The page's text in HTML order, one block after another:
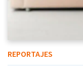
REPORTAJES